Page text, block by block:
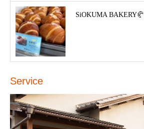
SiOKUMA BAKERY🥐
Service